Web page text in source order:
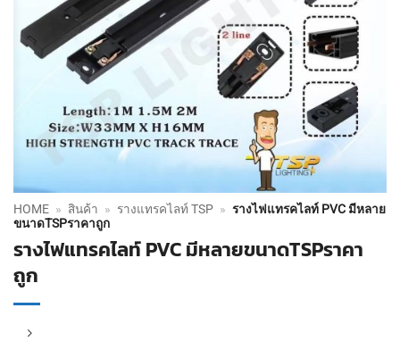
HOME » สินค้า » รางแทรคไลท์ TSP » รางไฟแทรคไลท์ PVC มีหลาย
ขนาดTSPราคาถูก
รางไฟแทรคไลท์ PVC มีหลายขนาดTSPราคา
ถูก